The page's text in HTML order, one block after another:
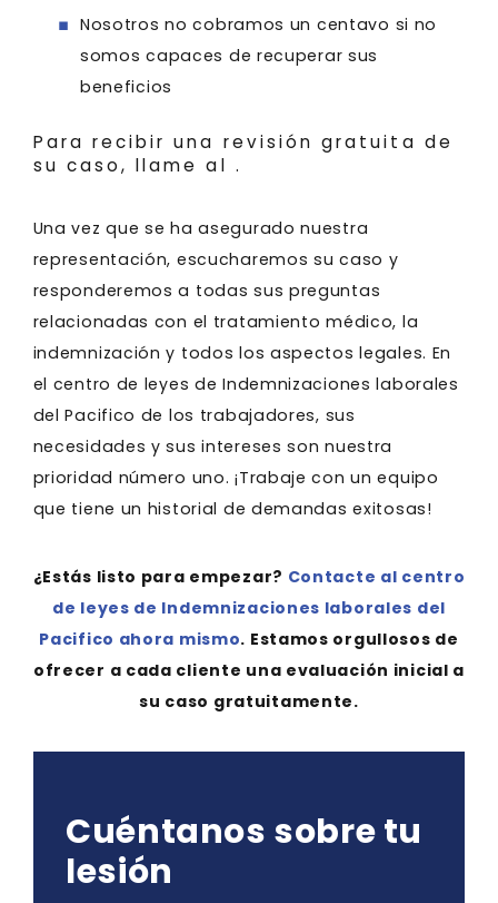
Nosotros no cobramos un centavo si no
somos capaces de recuperar sus
beneficios
Para recibir una revisión gratuita de
su caso, llame al .
Una vez que se ha asegurado nuestra
representación, escucharemos su caso y
responderemos a todas sus preguntas
relacionadas con el tratamiento médico, la
indemnización y todos los aspectos legales. En
el centro de leyes de Indemnizaciones laborales
del Pacifico de los trabajadores, sus
necesidades y sus intereses son nuestra
prioridad número uno. ¡Trabaje con un equipo
que tiene un historial de demandas exitosas!
¿Estás listo para empezar? Contacte al centro
de leyes de Indemnizaciones laborales del
Pacifico ahora mismo. Estamos orgullosos de
ofrecer a cada cliente una evaluación inicial a
su caso gratuitamente.
Cuéntanos sobre tu
lesión